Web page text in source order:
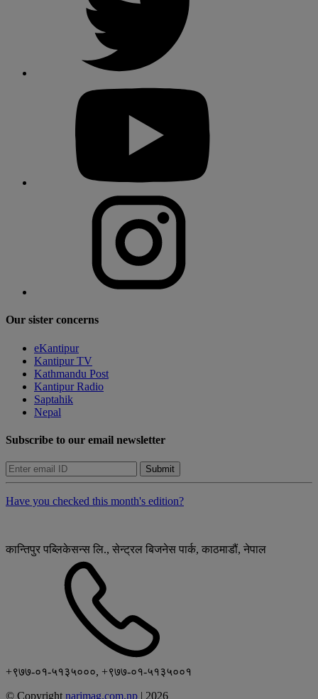
Our sister concerns
eKantipur
Kantipur TV
Kathmandu Post
Kantipur Radio
Saptahik
Nepal
Subscribe to our email newsletter
Submit
Have you checked this month's edition?
कान्तिपुर पब्लिकेसन्स लि., सेन्ट्रल बिजनेस पार्क, काठमाडौं, नेपाल
+९७७-०१-५१३५०००, +९७७-०१-५१३५००१
© Copyright narimag.com.np | 2026